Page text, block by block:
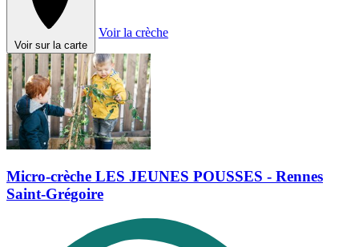
Voir sur la carte
Voir la crèche
Micro-crèche LES JEUNES POUSSES - Rennes
Saint-Grégoire